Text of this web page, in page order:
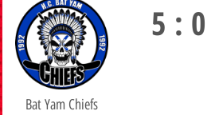
0 : 5
Bat Yam Chiefs